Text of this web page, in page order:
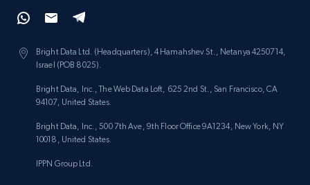
Bright Data Ltd. (Headquarters), 4 Hamahshev St., Netanya 4250714,
Israel (POB 8025).
Bright Data, Inc., The Web Data Loft, 625 2nd St., San Francisco, CA
94107, United States.
Bright Data, Inc., 500 7th Ave, 9th Floor Office 9A1234, New York, NY
10018, United States.
IPPN Group Ltd.